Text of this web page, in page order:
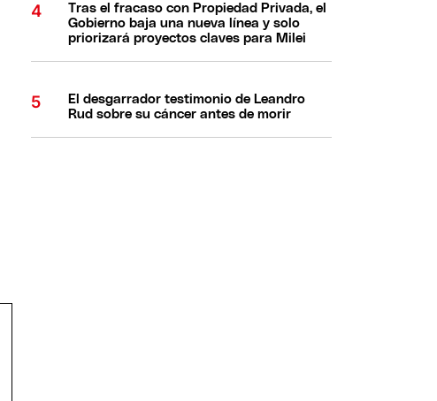
Tras el fracaso con Propiedad Privada, el
Gobierno baja una nueva línea y solo
priorizará proyectos claves para Milei
El desgarrador testimonio de Leandro
Rud sobre su cáncer antes de morir